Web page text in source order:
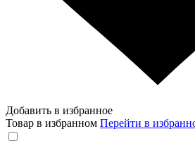
Добавить в избранное
Товар в избранном Перейти в